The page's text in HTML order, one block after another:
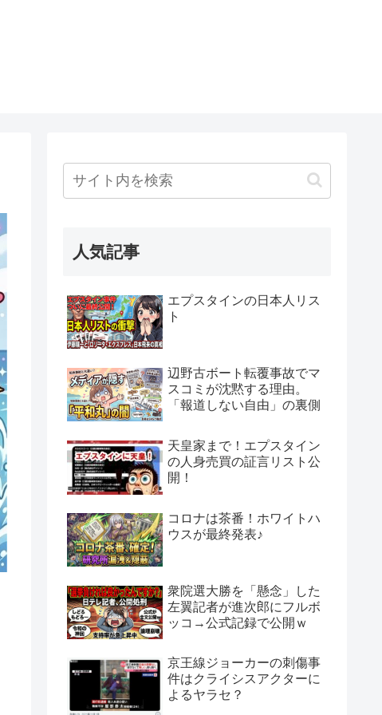
人気記事
エプスタインの日本人リス
ト
辺野古ボート転覆事故でマ
スコミが沈黙する理由。
「報道しない自由」の裏側
天皇家まで！エプスタイン
の人身売買の証言リスト公
開！
コロナは茶番！ホワイトハ
ウスが最終発表♪
衆院選大勝を「懸念」した
左翼記者が進次郎にフルボ
ッコ→公式記録で公開ｗ
京王線ジョーカーの刺傷事
件はクライシスアクターに
よるヤラセ？